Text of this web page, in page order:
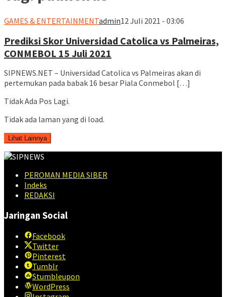
GAMES & ENTERTAINMENTadmin12 Juli 2021 - 03:06
Prediksi Skor Universidad Catolica vs Palmeiras,
CONMEBOL 15 Juli 2021
SIPNEWS.NET – Universidad Catolica vs Palmeiras akan di
pertemukan pada babak 16 besar Piala Conmebol […]
Tidak Ada Pos Lagi.
Tidak ada laman yang di load.
Lihat Lainnya
PEROMAN MEDIA SIBER
Indeks
REDAKSI
Jaringan Social
Facebook
Twitter
Pinterest
Tumblr
Stumbleupon
WordPress